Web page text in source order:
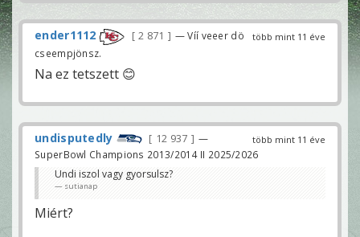
több mint 11 éve
ender1112 2 871
— Víí veeer dö
cseempjönsz.
Na ez tetszett 😊
több mint 11 éve
undisputedly 12 937
—
SuperBowl Champions 2013/2014 II 2025/2026
Undi iszol vagy gyorsulsz?
sutianap
Miért?